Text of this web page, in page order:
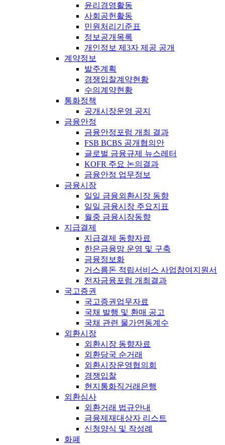
윤리경영활동
사회공헌활동
민원처리기준표
정보공개목록
개인정보 제3자 제공 공개
계약정보
발주계획
경쟁입찰계약현황
수의계약현황
통화정책
공개시장운영 공지
금융안정
금융안정포럼 개최 결과
FSB BCBS 공개협의안
글로벌 금융규제 뉴스레터
KOFR 주요 논의결과
금융안정 업무정보
금융시장
일일 금융외환시장 동향
일일 금융시장 주요지표
월중 금융시장동향
지급결제
지급결제 동향자료
한은금융망 운영 및 구축
금융정보화
거스름돈 적립서비스 사업참여지원서
전자금융포럼 개최결과
국고증권
국고증권업무자료
국채 발행 및 환매 공고
국채 관련 물가연동계수
외환시장
외환시장 동향자료
외환당국 순거래
외환시장운영협의회
경쟁입찰
현지통화직거래은행
외환심사
외환거래 법규안내
금융제재대상자 리스트
신청양식 및 작성례
화폐